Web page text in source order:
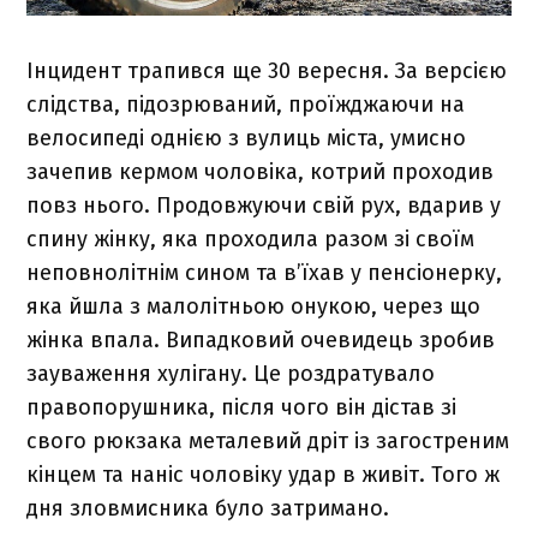
Інцидент трапився ще 30 вересня. За версією
слідства, підозрюваний, проїжджаючи на
велосипеді однією з вулиць міста, умисно
зачепив кермом чоловіка, котрий проходив
повз нього. Продовжуючи свій рух, вдарив у
спину жінку, яка проходила разом зі своїм
неповнолітнім сином та в’їхав у пенсіонерку,
яка йшла з малолітньою онукою, через що
жінка впала. Випадковий очевидець зробив
зауваження хулігану. Це роздратувало
правопорушника, після чого він дістав зі
свого рюкзака металевий дріт із загостреним
кінцем та наніс чоловіку удар в живіт. Того ж
дня зловмисника було затримано.